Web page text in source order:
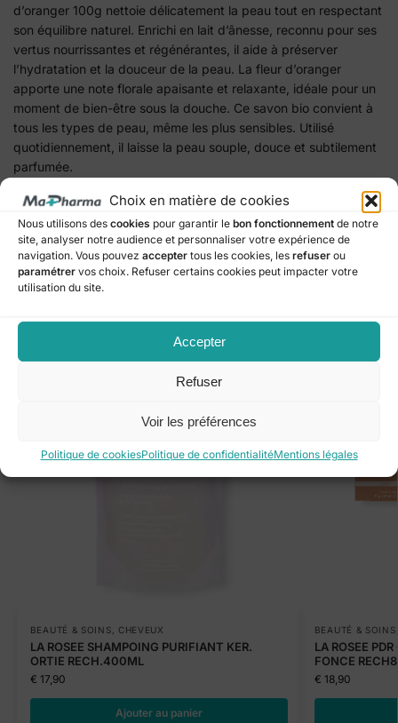
Choix en matière de cookies
Nous utilisons des cookies pour garantir le bon fonctionnement de notre
site, analyser notre audience et personnaliser votre expérience de
navigation. Vous pouvez accepter tous les cookies, les refuser ou
paramétrer vos choix. Refuser certains cookies peut impacter votre
utilisation du site.
Accepter
Refuser
Voir les préférences
Politique de cookiesPolitique de confidentialitéMentions légales
d’oranger 100g nettoie délicatement la peau tout en respectant
son équilibre naturel. Enrichi en lait d’ânesse, reconnu pour ses
vertus nourrissantes et régénérantes, il aide à préserver
l’hydratation et la douceur de la peau. La fleur d’oranger
apporte une note florale apaisante et relaxante, idéale pour un
moment de bien-être sous la douche. Ce savon bio convient à
tous les types de peau, même les plus sensibles. Utilisé
quotidiennement, il laisse la peau souple, douce et subtilement
parfumée.
Catégorie : Beauté & Soins
Marque : MKL
Produits similaires
BEAUTÉ & SOINS CHEVEUX
LA ROSEE SHAMPOING PURIFIANT KER.
ORTIE RECH.400ML
€ 17,90
Ajouter au panier
BEAUTÉ & SOINS
LA ROSEE
FONCE
€ 18,90